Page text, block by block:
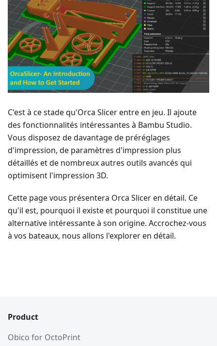
C'est à ce stade qu'Orca Slicer entre en jeu. Il ajoute
des fonctionnalités intéressantes à Bambu Studio.
Vous disposez de davantage de préréglages
d'impression, de paramètres d'impression plus
détaillés et de nombreux autres outils avancés qui
optimisent l'impression 3D.
Cette page vous présentera Orca Slicer en détail. Ce
qu'il est, pourquoi il existe et pourquoi il constitue une
alternative intéressante à son origine. Accrochez-vous
à vos bateaux, nous allons l'explorer en détail.
Product
Obico for OctoPrint